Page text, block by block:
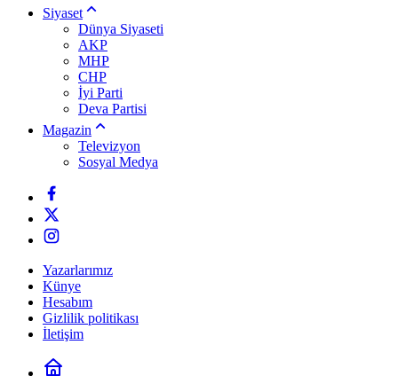
Siyaset
Dünya Siyaseti
AKP
MHP
CHP
İyi Parti
Deva Partisi
Magazin
Televizyon
Sosyal Medya
Yazarlarımız
Künye
Hesabım
Gizlilik politikası
İletişim